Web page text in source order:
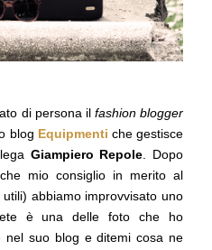
di persona il fashion blogger
blog Equipmenti che gestisce
Giampiero Repole
Dopo
mio consiglio in merito al
abbiamo improvvisato uno
è una delle foto che ho
nel suo blog e ditemi cosa ne